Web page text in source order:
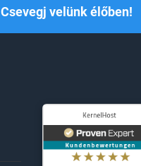
Csevegj velünk élőben!